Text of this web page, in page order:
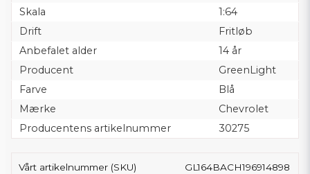
Skala
1:64
Drift
Fritløb
Anbefalet alder
14 år
Producent
GreenLight
Farve
Blå
Mærke
Chevrolet
Producentens artikelnummer
30275
Vårt artikelnummer (SKU) GL164BACH196914898